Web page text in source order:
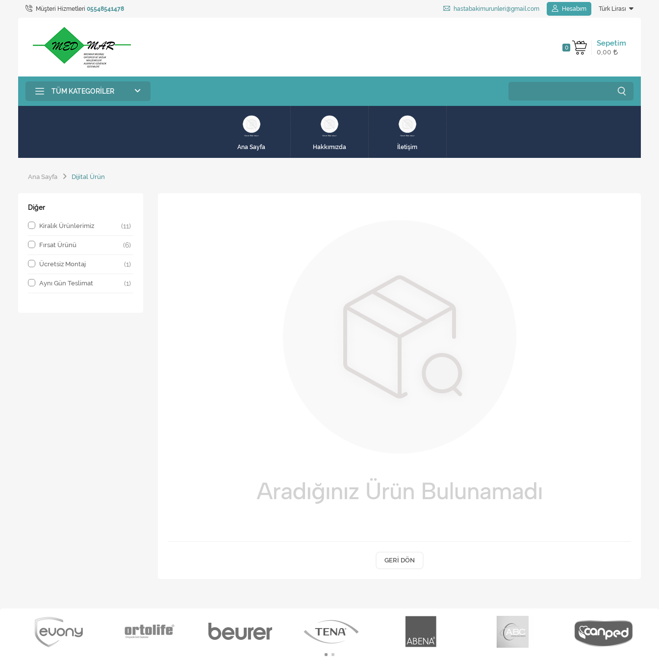
Müşteri Hizmetleri 05548541478 hastabakimurunleri@gmail.com Hesabım Türk Lirası
Sepetim
0
0,00
TÜM KATEGORILER
Ana Sayfa Hakkımızda İletişim
Ana Sayfa Dijital Ürün
GERI DÖN
Diğer
Kiralık Ürünlerimiz (11)
Fırsat Ürünü (6)
Ücretsiz Montaj (1)
Aynı Gün Teslimat (1)